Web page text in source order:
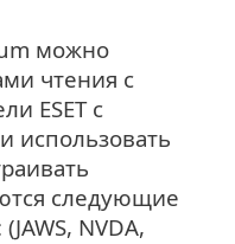
можно
чтения с
ESET с
использовать
следующие
NVDA,